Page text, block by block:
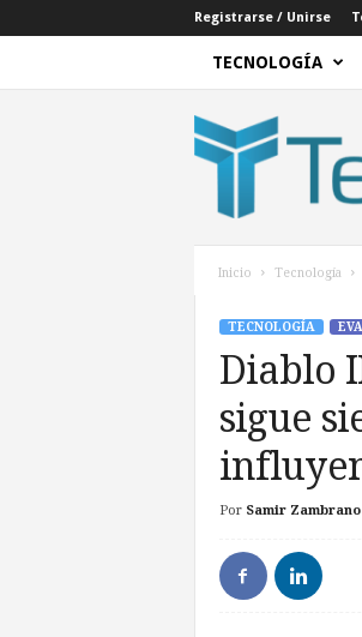
Registrarse / Unirse
TECNOLOGÍA
e
c
Inicio Tecnología
TECNOLOGÍA
Diablo
sigue
Por Samir Zambrano